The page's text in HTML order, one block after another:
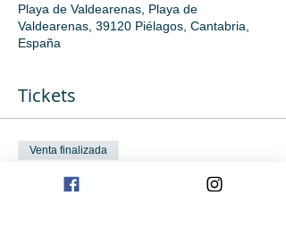
Playa de Valdearenas, Playa de
Valdearenas, 39120 Piélagos, Cantabria,
España
Tickets
Venta finalizada
Tipo de entrada